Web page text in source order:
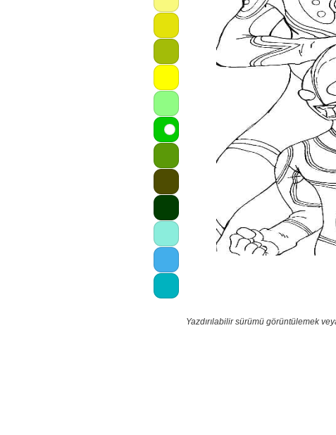
Yazdırılabilir sürümü görüntülemek